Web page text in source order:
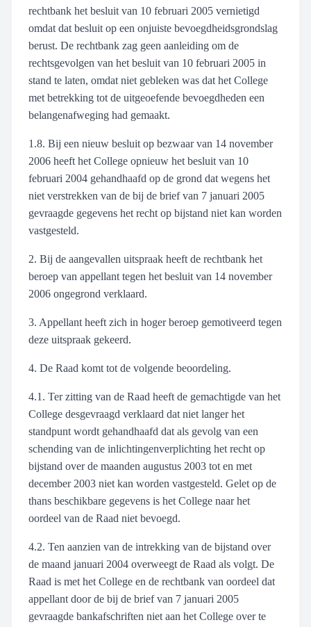
rechtbank het besluit van 10 februari 2005 vernietigd
omdat dat besluit op een onjuiste bevoegdheidsgrondslag
berust. De rechtbank zag geen aanleiding om de
rechtsgevolgen van het besluit van 10 februari 2005 in
stand te laten, omdat niet gebleken was dat het College
met betrekking tot de uitgeoefende bevoegdheden een
belangenafweging had gemaakt.
1.8. Bij een nieuw besluit op bezwaar van 14 november
2006 heeft het College opnieuw het besluit van 10
februari 2004 gehandhaafd op de grond dat wegens het
niet verstrekken van de bij de brief van 7 januari 2005
gevraagde gegevens het recht op bijstand niet kan worden
vastgesteld.
2. Bij de aangevallen uitspraak heeft de rechtbank het
beroep van appellant tegen het besluit van 14 november
2006 ongegrond verklaard.
3. Appellant heeft zich in hoger beroep gemotiveerd tegen
deze uitspraak gekeerd.
4. De Raad komt tot de volgende beoordeling.
4.1. Ter zitting van de Raad heeft de gemachtigde van het
College desgevraagd verklaard dat niet langer het
standpunt wordt gehandhaafd dat als gevolg van een
schending van de inlichtingenverplichting het recht op
bijstand over de maanden augustus 2003 tot en met
december 2003 niet kan worden vastgesteld. Gelet op de
thans beschikbare gegevens is het College naar het
oordeel van de Raad niet bevoegd.
4.2. Ten aanzien van de intrekking van de bijstand over
de maand januari 2004 overweegt de Raad als volgt. De
Raad is met het College en de rechtbank van oordeel dat
appellant door de bij de brief van 7 januari 2005
gevraagde bankafschriften niet aan het College over te